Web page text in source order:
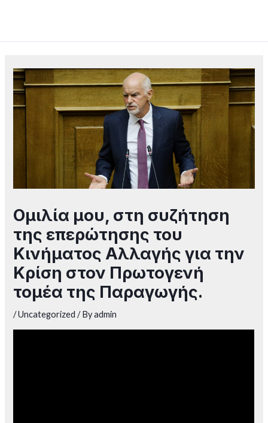
content
Ομιλία μου, στη συζήτηση
της επερώτησης του
Κινήματος Αλλαγής για την
Κρίση στον Πρωτογενή
τομέα της Παραγωγής.
/Uncategorized / Byadmin